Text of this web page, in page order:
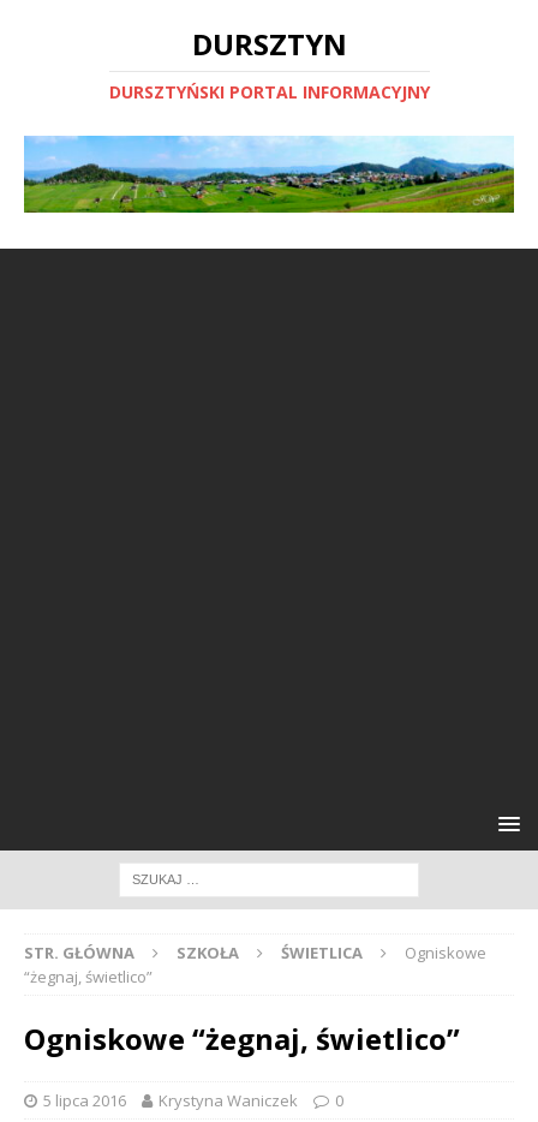
DURSZTYN
DURSZTYŃSKI PORTAL INFORMACYJNY
STR. GŁÓWNA SZKOŁA ŚWIETLICA
Ogniskowe
“żegnaj, świetlico”
Ogniskowe “żegnaj, świetlico”
5 lipca 2016 Krystyna Waniczek 0